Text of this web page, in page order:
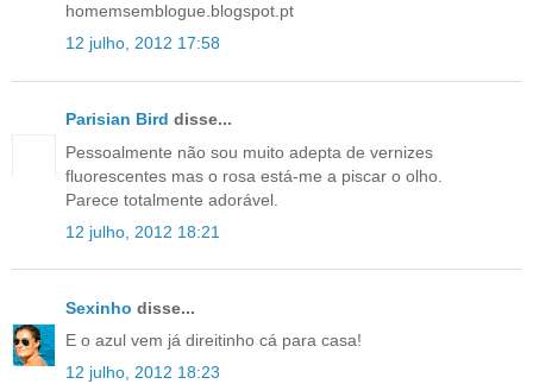
homemsemblogue.blogspot.pt
12 julho, 2012 17:58
Parisian Bird disse...
Pessoalmente não sou muito adepta de vernizes
fluorescentes mas o rosa está-me a piscar o olho.
Parece totalmente adorável.
12 julho, 2012 18:21
Sexinho disse...
E o azul vem já direitinho cá para casa!
12 julho, 2012 18:23